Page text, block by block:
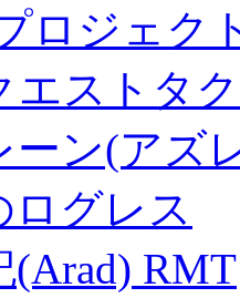
ロジェク
エストタ
ーン(アズ
ログレス
(Arad) RMT